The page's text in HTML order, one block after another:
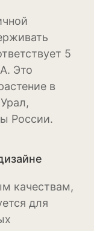
5
Это
в
России.
качествам,
для